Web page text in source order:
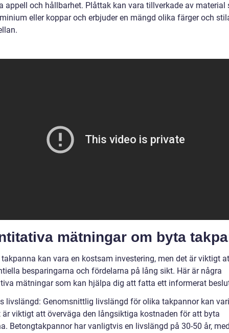
appell och hållbarhet. Plåttak kan vara tillverkade av material
eller koppar och erbjuder en mängd olika färger och
mätningar om byta
kan vara en kostsam investering, men det är viktigt
besparingarna och fördelarna på lång sikt. Här är några
mätningar som kan hjälpa dig att fatta ett informerat
livslängd: Genomsnittlig livslängd för olika takpannor kan
är viktigt att överväga den långsiktiga kostnaden för att byta
Betongtakpannor har vanligtvis en livslängd på 30-50 år,